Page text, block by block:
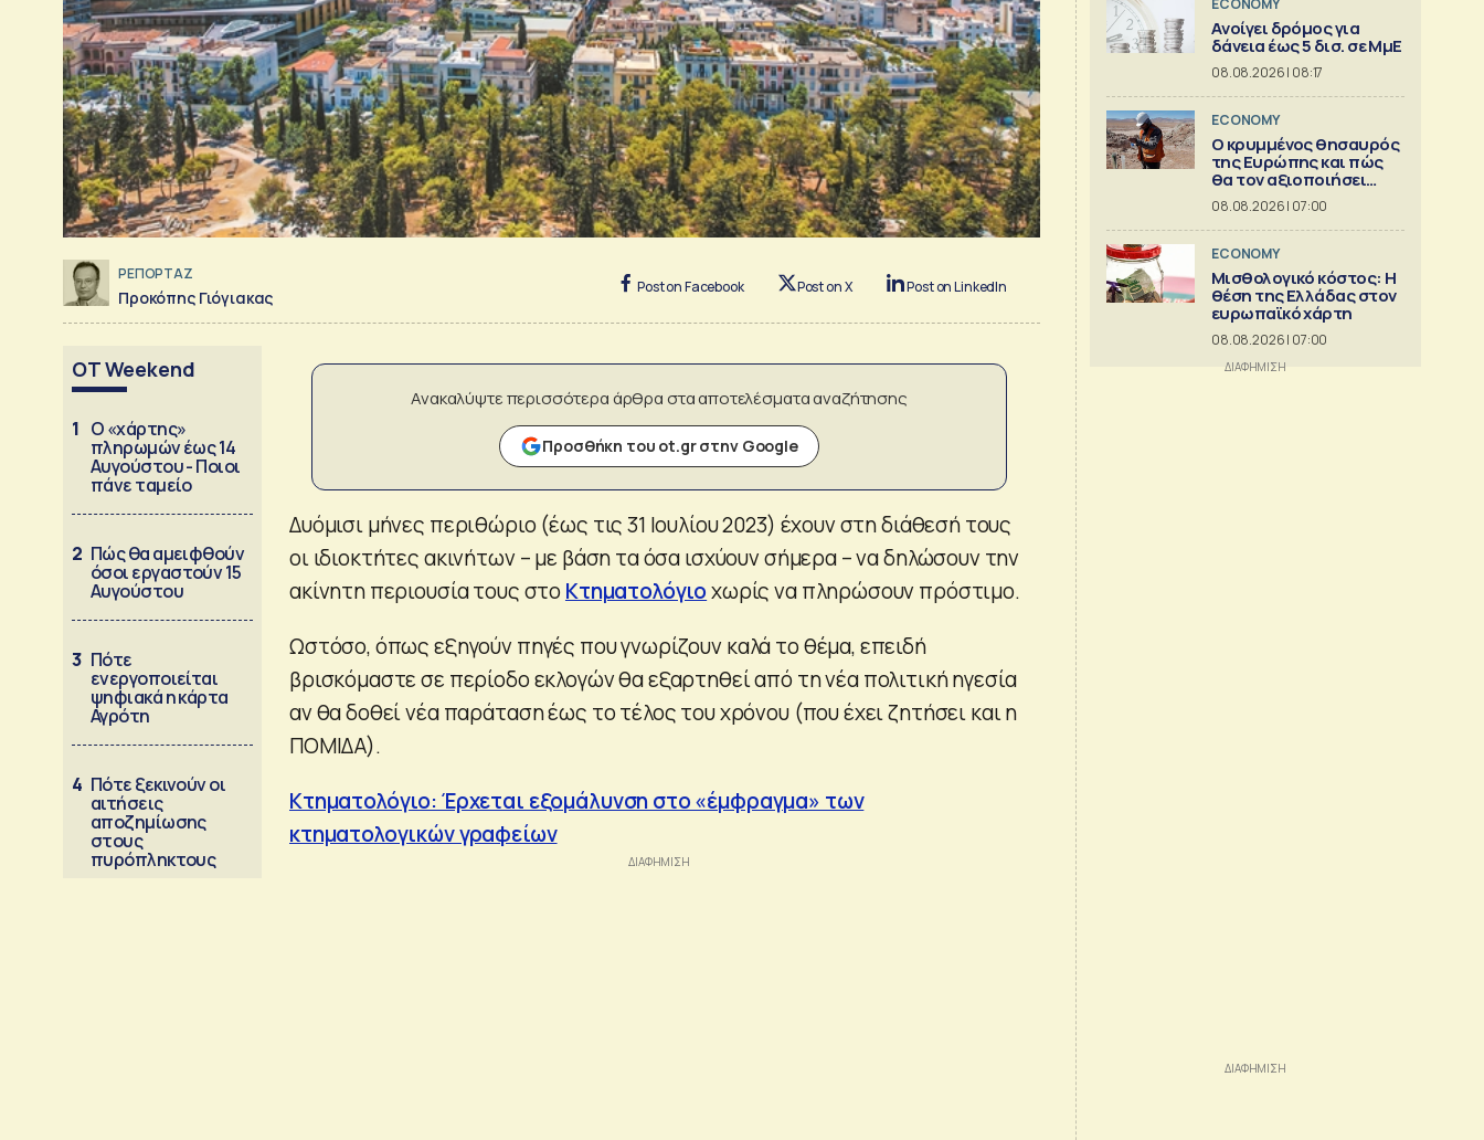
ΡΕΠΟΡΤΑΖ
Προκόπης Γιόγιακας
Post on Facebook Post on X Post on LinkedIn
OT Weekend
1 Ο «χάρτης»
πληρωμών έως 14
Αυγούστου - Ποιοι
πάνε ταμείο
2 Πώς θα αμειφθούν
όσοι εργαστούν 15
Αυγούστου
3 Πότε
ενεργοποιείται
ψηφιακά η κάρτα
Αγρότη
4 Πότε ξεκινούν οι
αιτήσεις
αποζημίωσης
στους
πυρόπληκτους
Ανακαλύψτε περισσότερα άρθρα στα αποτελέσματα αναζήτησης
Προσθήκη του ot.gr στην Google
Δυόμισι μήνες περιθώριο (έως τις 31 Ιουλίου 2023) έχουν στη διάθεσή τους
οι ιδιοκτήτες ακινήτων – με βάση τα όσα ισχύουν σήμερα – να δηλώσουν την
ακίνητη περιουσία τους στοΚτηματολόγιοχωρίς να πληρώσουν πρόστιμο.
Ωστόσο, όπως εξηγούν πηγές που γνωρίζουν καλά το θέμα, επειδή
βρισκόμαστε σε περίοδο εκλογών θα εξαρτηθεί από τη νέα πολιτική ηγεσία
αν θα δοθεί νέα παράταση έως το τέλος του χρόνου (που έχει ζητήσει και η
ΠΟΜΙΔΑ).
Κτηματολόγιο: Έρχεται εξομάλυνση στο «έμφραγμα» των
κτηματολογικών γραφείων
ECONOMY
Aνοίγει δρόμος για
δάνεια έως 5 δισ. σε ΜμΕ
08.08.2026 | 08:17
ECONOMY
Ο κρυμμένος θησαυρός
της Ευρώπης και πώς
θα τον αξιοποιήσει
[γράφημα]
08.08.2026 | 07:00
ECONOMY
Μισθολογικό κόστος: Η
θέση της Ελλάδας στον
ευρωπαϊκό χάρτη
08.08.2026 | 07:00